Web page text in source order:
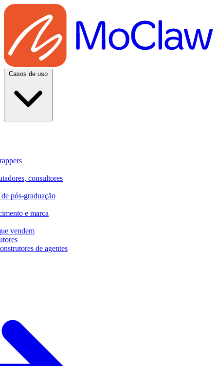
consultores
pós-graduação
e marca
vendem
de agentes